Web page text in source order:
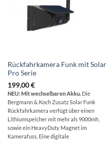
Rückfahrkamera Funk mit Solar
Pro Serie
199,00€
NEU: Mit wechselbaren Akku. Die
Bergmann & Koch Zusatz Solar Funk
Rückfahrkamera verfügt über einen
Lithiumspeicher mit mehr als 9000mh,
sowie ein HeavyDuty Magnet im
Kamerafuss. Eine digitale